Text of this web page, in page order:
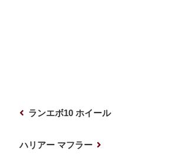
ランエボ10 ホイール
ハリアー マフラー